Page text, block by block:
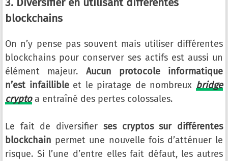
blockchains
On n’y pense pas souvent mais utiliser différentes
blockchains pour conserver ses actifs est aussi un
élément majeur. Aucun protocole informatique
n’est infaillibleet le piratage de nombreux bridge
cryptoa entraîné des pertes colossales.
Le fait de diversifier ses cryptos sur différentes
blockchain permet une nouvelle fois d’atténuer le
risque. Si l’une d’entre elles fait défaut, les autres